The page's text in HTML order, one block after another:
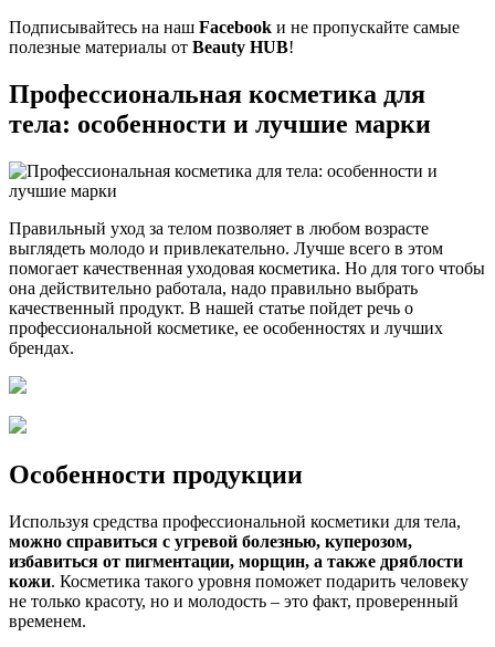
Подписывайтесь на наш Facebook и не пропускайте самые
полезные материалы от Beauty HUB!
Профессиональная косметика для
тела: особенности и лучшие марки
Правильный уход за телом позволяет в любом возрасте
выглядеть молодо и привлекательно. Лучше всего в этом
помогает качественная уходовая косметика. Но для того чтобы
она действительно работала, надо правильно выбрать
качественный продукт. В нашей статье пойдет речь о
профессиональной косметике, ее особенностях и лучших
брендах.
Особенности продукции
Используя средства профессиональной косметики для тела,
можно справиться с угревой болезнью, куперозом,
избавиться от пигментации, морщин, а также дряблости
кожи. Косметика такого уровня поможет подарить человеку
не только красоту, но и молодость – это факт, проверенный
временем.